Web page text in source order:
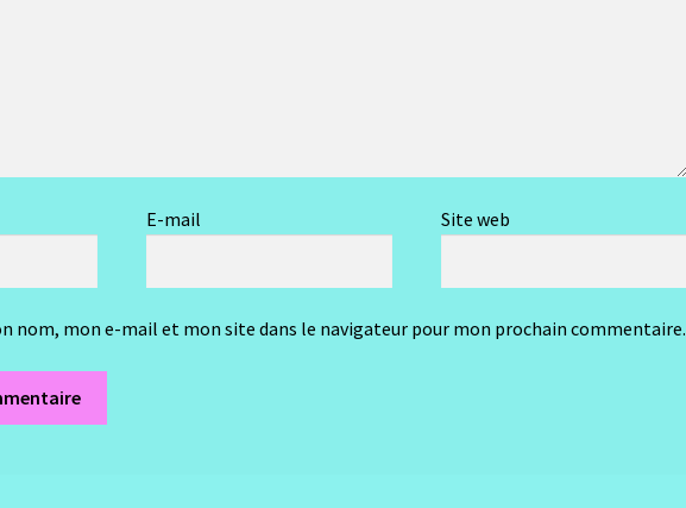
E-mail Site web
nom, mon e-mail et mon site dans le navigateur pour mon prochain commentaire.